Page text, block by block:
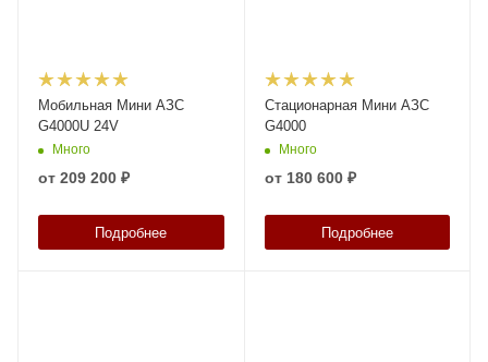
Мобильная Мини АЗС
G4000U 24V
Много
от 209 200 ₽
Подробнее
Стационарная Мини АЗС
G4000
Много
от 180 600 ₽
Подробнее